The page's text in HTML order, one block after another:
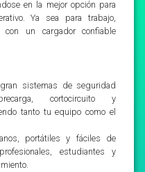
en la mejor opción para
Ya sea para trabajo,
con un cargador confiable
sistemas de seguridad
cortocircuito y
tanto tu equipo como el
portátiles y fáciles de
estudiantes y